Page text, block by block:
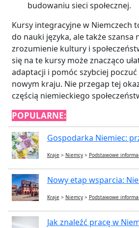
budowaniu sieci społecznej.
Kursy integracyjne w Niemczech
do nauki języka, ale także szansa
zrozumienie kultury i
się na te kursy może znacząco
adaptacji i pomóc szybciej
nowym kraju. Nie przegap tej
częścią niemieckiego
POPULARNE:
Gospodarka Niemiec:
Kraje > Niemcy > Podstawowe
Nowy etap wsparcia:
Kraje > Niemcy > Podstawowe
Jak znaleźć pracę w